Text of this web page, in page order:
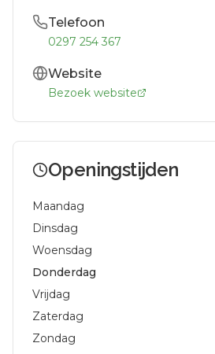
Telefoon
0297 254 367
Website
Bezoek website
Openingstijden
Maandag
Dinsdag
Woensdag
Donderdag
Vrijdag
Zaterdag
Zondag